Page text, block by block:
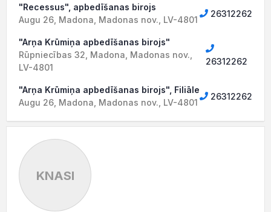
"Recessus", apbedīšanas birojs
Augu 26, Madona, Madonas nov., LV-4801
26312262
"Arņa Krūmiņa apbedīšanas birojs"
Rūpniecības 32, Madona, Madonas nov.,
LV-4801
26312262
"Arņa Krūmiņa apbedīšanas birojs", Filiāle
Augu 26, Madona, Madonas nov., LV-4801
26312262
KNASI